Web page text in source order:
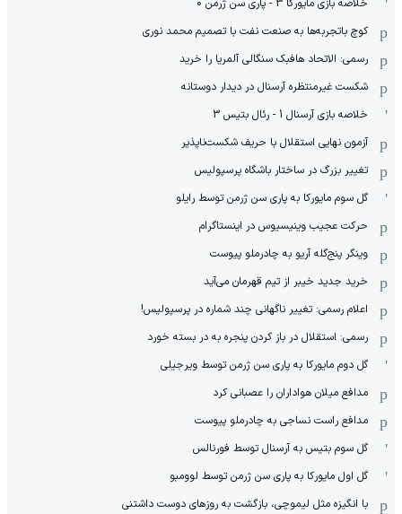
خلاصه بازی مایورکا 3 - پاری سن ژرمن 0
کوچ باتجربه‌ها به صنعت نفت با تصمیم محمد نوری
رسمی: الاتحاد هافبک سنگالی آلمریا را خرید
شکست غیرمنتظره آرسنال در دیدار دوستانه
خلاصه بازی آرسنال 1 - رئال بتیس 3
آزمون نهایی استقلال با حریف شکست‌ناپذیر
تغییر بزرگ در ساختار باشگاه پرسپولیس
گل سوم مایورکا به پاری سن ژرمن توسط رایلو
حرکت عجیب وینیسیوس در اینستاگرام
وینگر پنج‌گله آریو به چادرملو پیوست
خرید جدید خیبر از تیم قهرمان می‌آید
اعلام رسمی: تغییر ناگهانی چند شماره در پرسپولیس!
رسمی: استقلال در باز کردن پنجره به در بسته خورد
گل دوم مایورکا به پاری سن ژرمن توسط ویرجیلی
مدافع میلان هواداران را عصبانی کرد
مدافع راست نساجی به چادرملو پیوست
گل سوم بتیس به آرسنال توسط فورنالس
گل اول مایورکا به پاری سن ژرمن توسط لوومبو
با انگیزه مثل لیموچی، بازگشت به روزهای دوست داشتنی